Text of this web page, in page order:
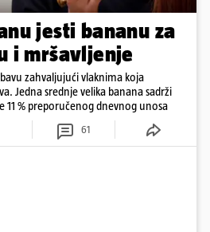
jesti bananu za
i mršavljenje
zahvaljujući vlaknima koja
Jedna srednje velika banana sadrži
11 % preporučenog dnevnog unosa
61